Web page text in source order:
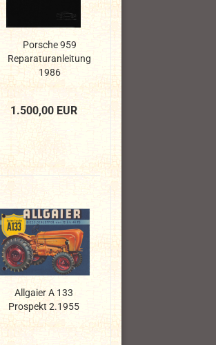
Porsche 959
Reparaturanleitung
1986
1.500,00 EUR
Allgaier A 133
Prospekt 2.1955